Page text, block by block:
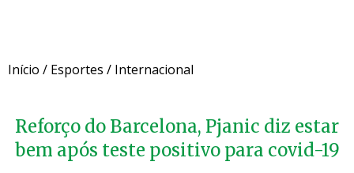
Início / Esportes / Internacional
Reforço do Barcelona, Pjanic diz estar
bem após teste positivo para covid-19